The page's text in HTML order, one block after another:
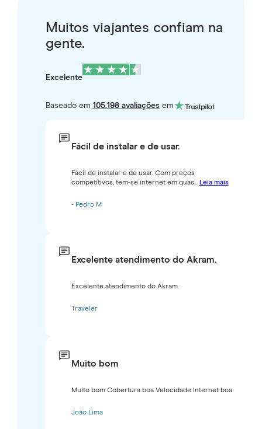
Muitos viajantes confiam na
gente.
Excelente
Baseado em 105.198 avaliaçõesem
Fácil de instalar e de usar.
Fácil de instalar e de usar. Com preços
competitivos, tem-se internet em quas... Leia mais
- Pedro M
Excelente atendimento do Akram.
Excelente atendimento do Akram.
Traveler
Muito bom
Muito bom Cobertura boa Velocidade Internet boa
João Lima